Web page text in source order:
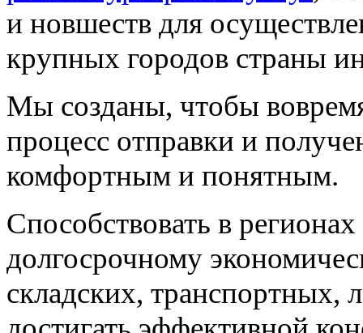
и новшеств для
крупных городов страны
Мы созданы, чтобы
процесс отправки и
комфортным и понятным.
Способствовать в
долгосрочному
складских, транспортных,